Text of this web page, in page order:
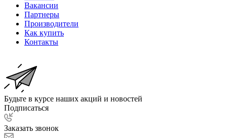
Вакансии
Партнеры
Производители
Как купить
Контакты
Будьте в курсе наших акций и новостей
Подписаться
Заказать звонок